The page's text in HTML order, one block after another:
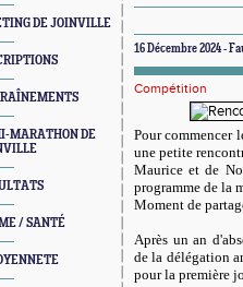
DE JOINVILLE
MARATHON DE
/ SANTÉ
16 Décembre 2024 -
Compétition
Pour commencer
une petite
Maurice et de
programme de la
Moment de
Après un an
de la délégation
pour la première